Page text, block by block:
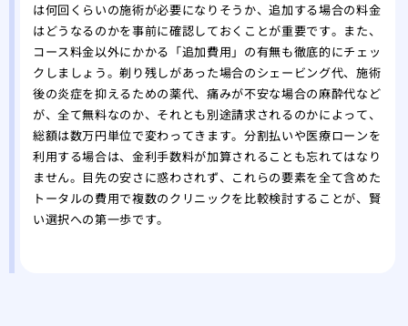
は何回くらいの施術が必要になりそうか、追加する場合の料金
はどうなるのかを事前に確認しておくことが重要です。また、
コース料金以外にかかる「追加費用」の有無も徹底的にチェッ
クしましょう。剃り残しがあった場合のシェービング代、施術
後の炎症を抑えるための薬代、痛みが不安な場合の麻酔代など
が、全て無料なのか、それとも別途請求されるのかによって、
総額は数万円単位で変わってきます。分割払いや医療ローンを
利用する場合は、金利手数料が加算されることも忘れてはなり
ません。目先の安さに惑わされず、これらの要素を全て含めた
トータルの費用で複数のクリニックを比較検討することが、賢
い選択への第一歩です。